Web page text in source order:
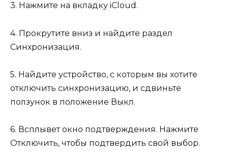
3. Нажмите на вкладку iCloud.
4. Прокрутите вниз и найдите раздел
Синхронизация.
5. Найдите устройство, с которым вы хотите
отключить синхронизацию, и сдвиньте
ползунок в положение Выкл.
6. Всплывет окно подтверждения. Нажмите
Отключить, чтобы подтвердить свой выбор.